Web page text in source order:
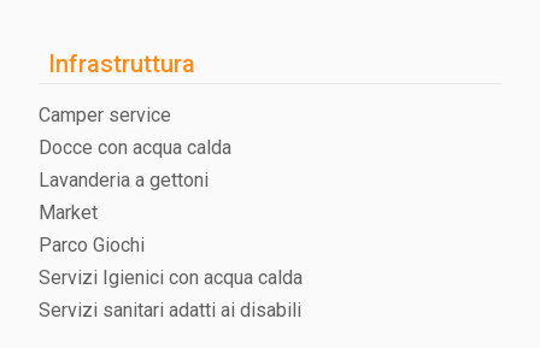
Infrastruttura
Camper service
Docce con acqua calda
Lavanderia a gettoni
Market
Parco Giochi
Servizi Igienici con acqua calda
Servizi sanitari adatti ai disabili